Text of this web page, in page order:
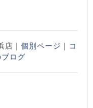
｜ 個別ページ ｜ コ
ログ